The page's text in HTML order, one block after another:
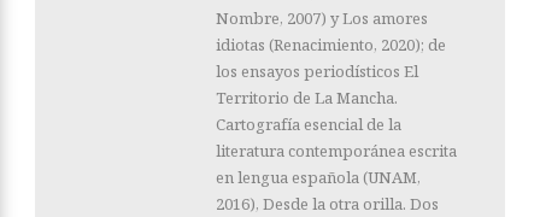
Nombre, 2007) y Los amores
idiotas (Renacimiento, 2020); de
los ensayos periodísticos El
Territorio de La Mancha.
Cartografía esencial de la
literatura contemporánea escrita
en lengua española (UNAM,
2016), Desde la otra orilla. Dos